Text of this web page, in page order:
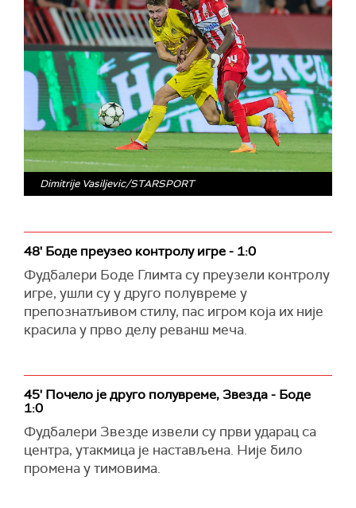
Dimitrije Vasiljevic/STARSPORT
48' Боде преузео контролу игре - 1:0
Фудбалери Боде Глимта су преузели контролу
игре, ушли су у друго полувреме у
препознатљивом стилу, пас игром која их није
красила у прво делу реванш меча.
45' Почело је друго полувреме, Звезда - Боде
1:0
Фудбалери Звезде извели су први ударац са
центра, утакмица је настављена. Није било
промена у тимовима.